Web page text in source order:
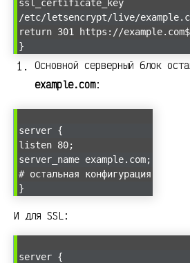
ssl_certificate_key
/etc/letsencrypt/live/
return 301 https://
}
Основной серверный блок
example.com:
server {
listen 80;
server_name example.com;
# остальная конфигурация
}
И для SSL:
server {